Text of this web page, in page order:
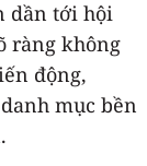
dần tới hội
ràng không
động,
mục bền